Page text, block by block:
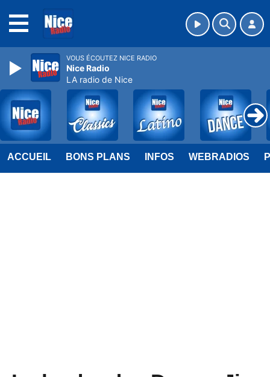
ACCUEIL BONS PLANS INFOS WEBRADIOS
VOUS ÉCOUTEZ NICE RADIO
Nice Radio
LA radio de Nice